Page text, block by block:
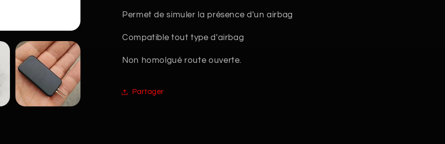
Permet de simuler la présence d'un airbag
Compatible tout type d'airbag
Non homolgué route ouverte.
Partager